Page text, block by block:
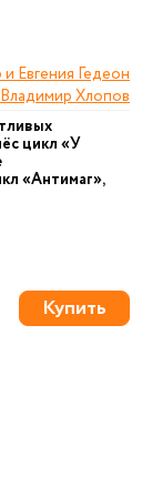
Евгения Гедеон
Владимир Хлопов
цикл «У
«Антимаг»,
Купить